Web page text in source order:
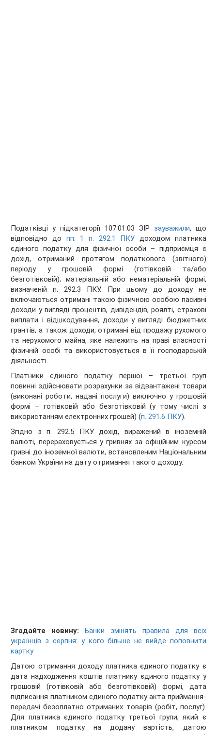
Податківці у підкатегорії 107.01.03 ЗІР зауважили, що
відповідно до пп. 1 п. 292.1 ПКУ доходом платника
єдиного податку для фізичної особи – підприємця є
дохід, отриманий протягом податкового (звітного)
періоду у грошовій формі (готівковій та/або
безготівковій); матеріальній або нематеріальній формі,
визначеній п. 292.3 ПКУ. При цьому до доходу не
включаються отримані такою фізичною особою пасивні
доходи у вигляді процентів, дивідендів, роялті, страхові
виплати і відшкодування, доходи у вигляді бюджетних
грантів, а також доходи, отримані від продажу рухомого
та нерухомого майна, яке належить на праві власності
фізичній особі та використовується в її господарській
діяльності.
Платники єдиного податку першої – третьої груп
повинні здійснювати розрахунки за відвантажені товари
(виконані роботи, надані послуги) виключно у грошовій
формі – готівковій або безготівковій (у тому числі з
використанням електронних грошей) (п. 291.6 ПКУ).
Згідно з п. 292.5 ПКУ дохід, виражений в іноземній
валюті, перераховується у гривнях за офіційним курсом
гривні до іноземної валюти, встановленим Національним
банком України на дату отримання такого доходу.
Згадайте новину:
Банки змінять правила для всіх
українців з серпня: у кого більше не вийде поповнити
картку
Датою отримання доходу платника єдиного податку є
дата надходження коштів платнику єдиного податку у
грошовій (готівковій або безготівковій) формі, дата
підписання платником єдиного податку акта приймання-
передачі безоплатно отриманих товарів (робіт, послуг).
Для платника єдиного податку третьої групи, який є
платником податку на додану вартість, датою